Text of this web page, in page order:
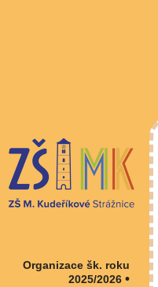
Organizace šk. roku
2025/2026 •